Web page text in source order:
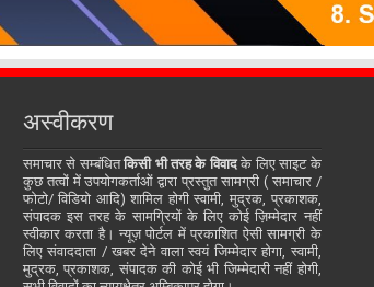
अस्वीकरण
समाचार से सम्बंधितकिसी भी तरह के विवादके लिए साइट के
कुछ तत्वों में उपयोगकर्ताओं द्वारा प्रस्तुत सामग्री ( समाचार /
फोटो/ विडियो आदि) शामिल होगी स्वामी, मुद्रक, प्रकाशक,
संपादक इस तरह के सामग्रियों के लिए कोई ज़िम्मेदार नहीं
स्वीकार करता है। न्यूज़ पोर्टल में प्रकाशित ऐसी सामग्री के
लिए संवाददाता / खबर देने वाला स्वयं जिम्मेदार होगा, स्वामी,
मुद्रक, प्रकाशक, संपादक की कोई भी जिम्मेदारी नहीं होगी,